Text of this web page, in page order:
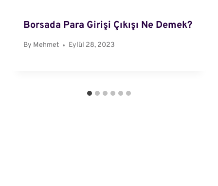
Borsada Para Girişi Çıkışı Ne Demek?
By Mehmet Eylül 28, 2023